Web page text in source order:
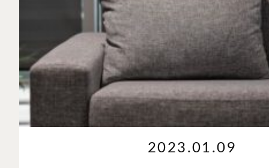
2023.01.09